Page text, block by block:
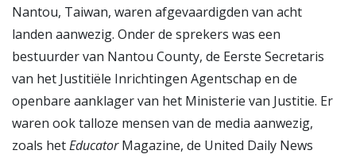
Nantou, Taiwan, waren afgevaardigden van acht
landen aanwezig. Onder de sprekers was een
bestuurder van Nantou County, de Eerste Secretaris
van het Justitiële Inrichtingen Agentschap en de
openbare aanklager van het Ministerie van Justitie. Er
waren ook talloze mensen van de media aanwezig,
zoals hetEducatorMagazine, de United Daily News